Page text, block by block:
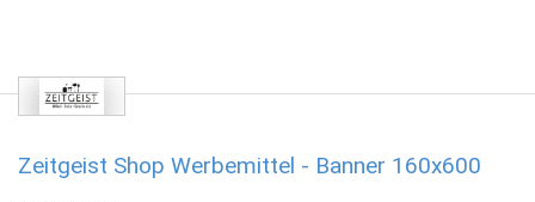
Zeitgeist Shop Werbemittel - Banner 160x600